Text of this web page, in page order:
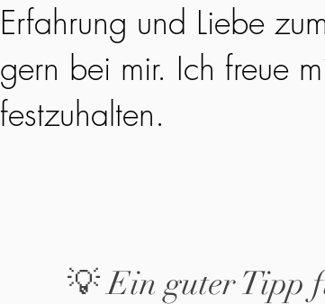
Erfahrung und Liebe
gern bei mir. Ich freue
festzuhalten.
💡 Ein guter Tipp